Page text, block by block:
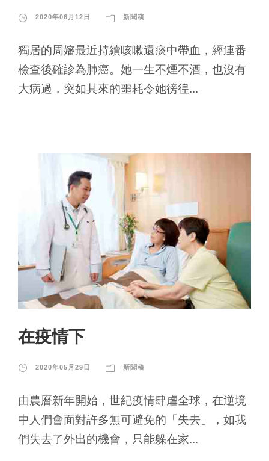
2020年06月12日 新聞稿
獨居的周嬸最近持續咳嗽還痰中帶血，經連番
檢查後確診為肺癌。她一生不煙不酒，也沒有
大病過，突如其來的噩耗令她徬徨...
在疫情下
2020年05月29日 新聞稿
由農曆新年開始，世紀疫情肆虐全球，在逆境
中人們會面對許多無可避免的「失去」，如我
們失去了外出的機會，只能躲在家...